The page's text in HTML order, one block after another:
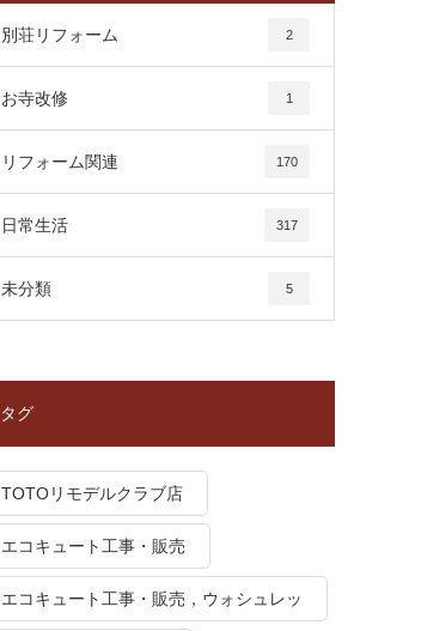
別荘リフォーム 2
お寺改修 1
リフォーム関連 170
日常生活 317
未分類 5
タグ
TOTOリモデルクラブ店
エコキュート工事・販売
エコキュート工事・販売，ウォシュレッ